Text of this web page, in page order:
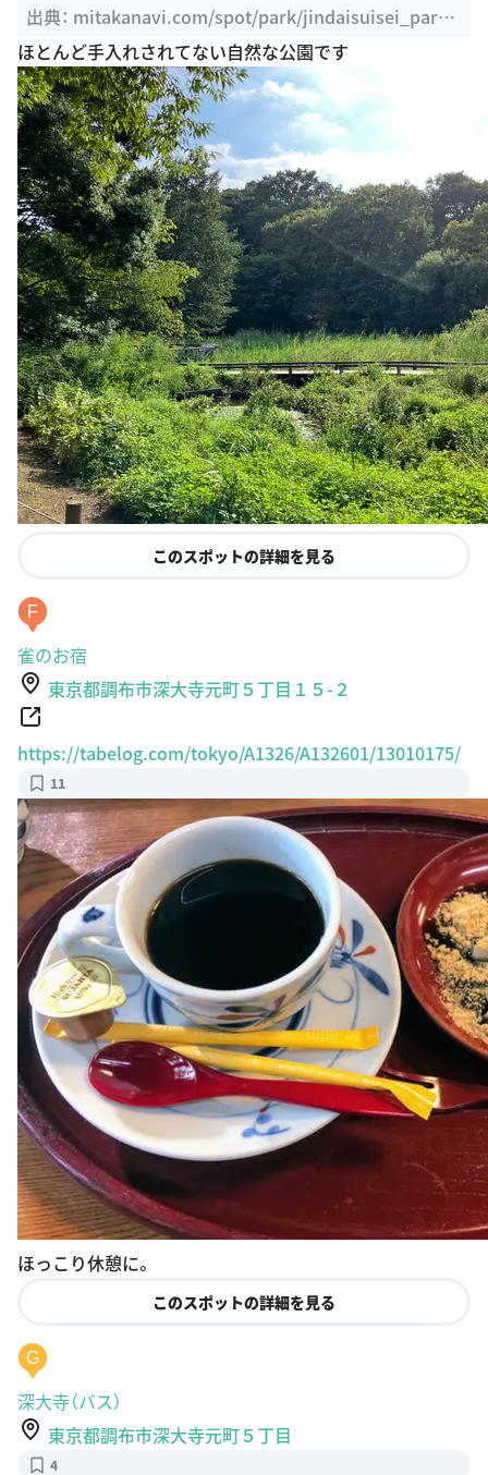
出典： mitakanavi.com/spot/park/jindaisuisei_park.
html
ほとんど手入れされてない自然な公園です
このスポットの詳細を見る
F
雀のお宿
東京都調布市深大寺元町５丁目１５-２
https://tabelog.com/tokyo/A1326/A132601/13010175/
11
ほっこり休憩に。
このスポットの詳細を見る
G
深大寺（バス）
東京都調布市深大寺元町５丁目
4